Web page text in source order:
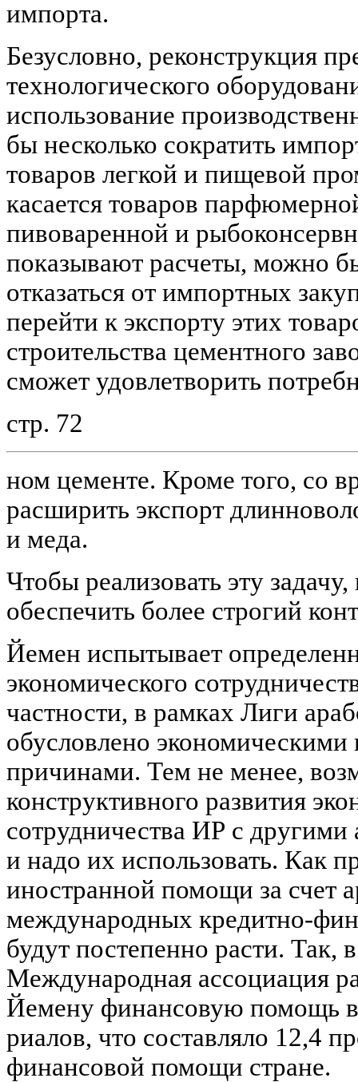
импорта.
Безусловно, реконструкция
технологического
использование
бы несколько сократить
товаров легкой и пищевой
касается товаров
пивоваренной и
показывают расчеты, можно
отказаться от импортных
перейти к экспорту этих
строительства цементного
сможет удовлетворить
стр. 72
ном цементе. Кроме того, со
расширить экспорт
и меда.
Чтобы реализовать эту
обеспечить более строгий
Йемен испытывает
экономического
частности, в рамках Лиги
обусловлено
причинами. Тем не менее,
конструктивного развития
сотрудничества ИР с другими
и надо их использовать. Как
иностранной помощи за счет
международных кредитно-
будут постепенно расти. Так,
Международная ассоциация
Йемену финансовую помощь
риалов, что составляло 12,4
финансовой помощи стране.